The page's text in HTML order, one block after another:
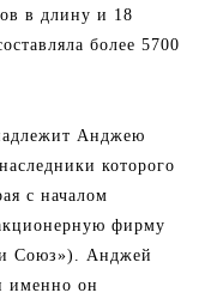
в длину и 18
более 5700
Анджею
которого
с началом
фирму
Союз»). Анджей
именно он